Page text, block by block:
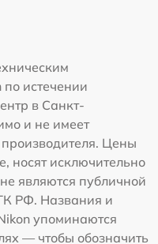
истечении
в Санкт-
и не имеет
Цены
носят исключительно
являются публичной
РФ. Названия и
упоминаются
— чтобы обозначить